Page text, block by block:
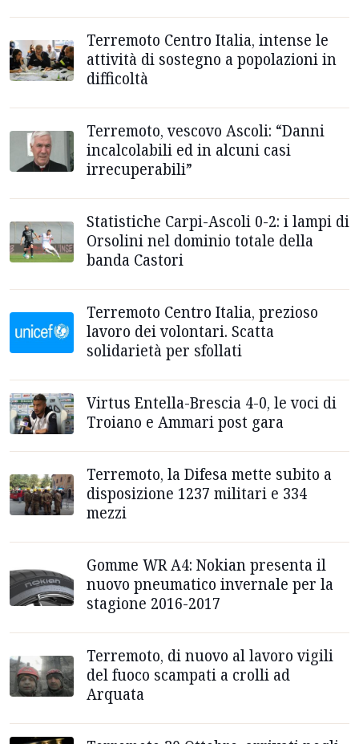
Terremoto Centro Italia, intense le
attività di sostegno a popolazioni in
difficoltà
Terremoto, vescovo Ascoli: “Danni
incalcolabili ed in alcuni casi
irrecuperabili”
Statistiche Carpi-Ascoli 0-2: i lampi di
Orsolini nel dominio totale della
banda Castori
Terremoto Centro Italia, prezioso
lavoro dei volontari. Scatta
solidarietà per sfollati
Virtus Entella-Brescia 4-0, le voci di
Troiano e Ammari post gara
Terremoto, la Difesa mette subito a
disposizione 1237 militari e 334
mezzi
Gomme WR A4: Nokian presenta il
nuovo pneumatico invernale per la
stagione 2016-2017
Terremoto, di nuovo al lavoro vigili
del fuoco scampati a crolli ad
Arquata